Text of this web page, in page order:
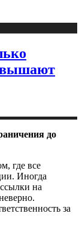
до
где все
Иногда
на
за